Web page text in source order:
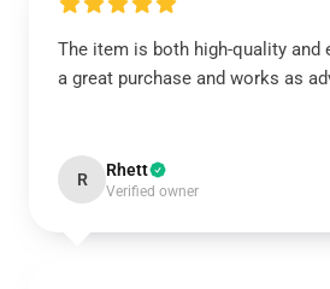
The item is both high-quality and
a great purchase and works as
R Rhett
Verified owner